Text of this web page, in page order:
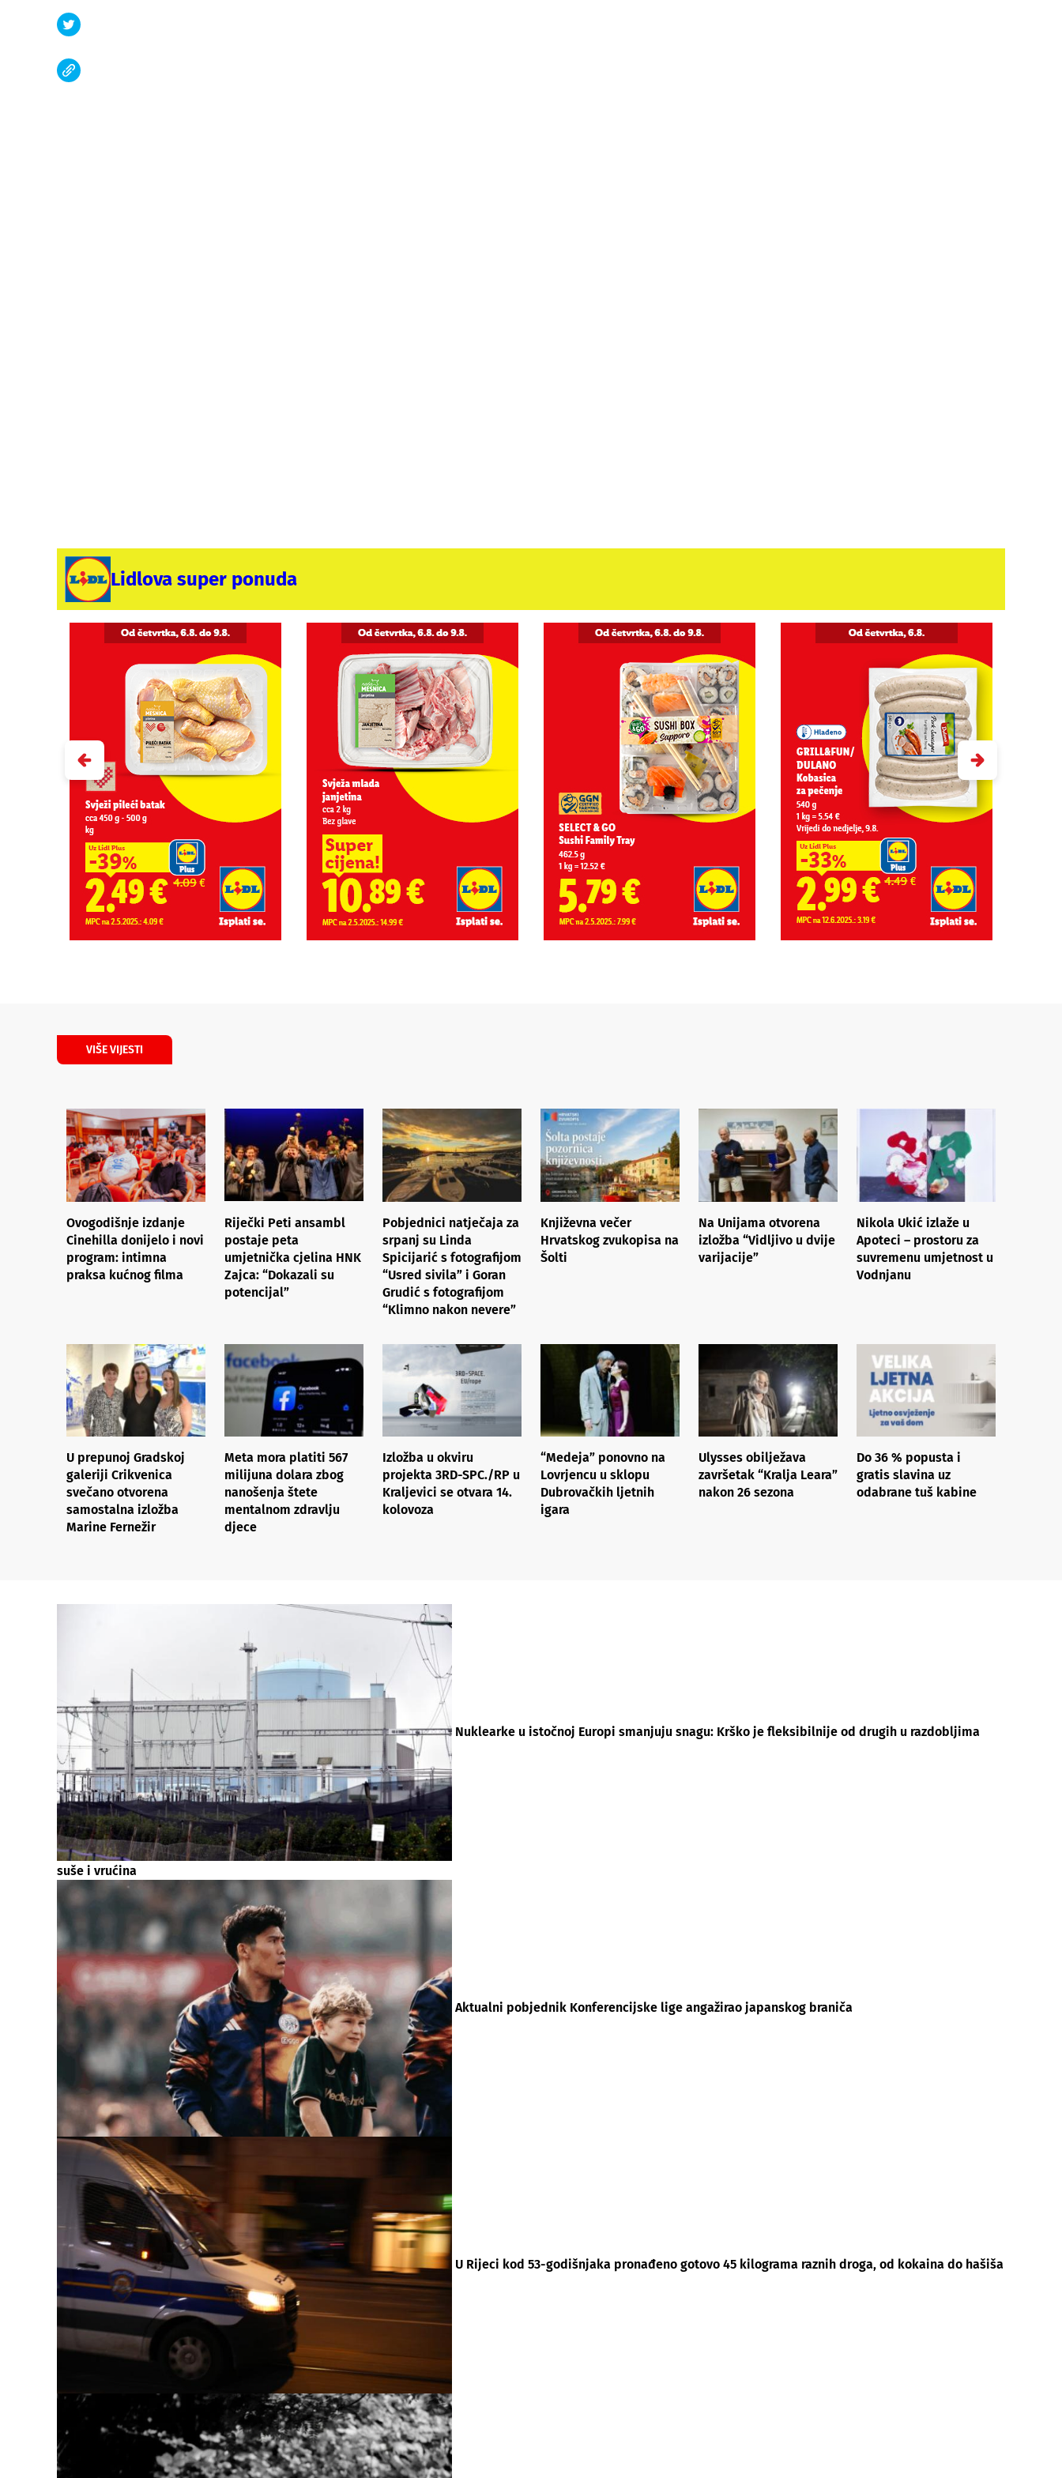
Lidlova super ponuda
VIŠE VIJESTI
Ovogodišnje izdanje
Cinehilla donijelo i novi
program: intimna
praksa kućnog filma
Riječki Peti ansambl
postaje peta
umjetnička cjelina HNK
Zajca: “Dokazali su
potencijal”
Pobjednici natječaja za
srpanj su Linda
Spicijarić s fotografijom
“Usred sivila” i Goran
Grudić s fotografijom
“Klimno nakon nevere”
Književna večer
Hrvatskog zvukopisa na
Šolti
Na Unijama otvorena
izložba “Vidljivo u dvije
varijacije”
Nikola Ukić izlaže u
Apoteci – prostoru za
suvremenu umjetnost u
Vodnjanu
U prepunoj Gradskoj
galeriji Crikvenica
svečano otvorena
samostalna izložba
Marine Fernežir
Meta mora platiti 567
milijuna dolara zbog
nanošenja štete
mentalnom zdravlju
djece
Izložba u okviru
projekta 3RD-SPC./RP u
Kraljevici se otvara 14.
kolovoza
“Medeja” ponovno na
Lovrjencu u sklopu
Dubrovačkih ljetnih
igara
Ulysses obilježava
završetak “Kralja Leara”
nakon 26 sezona
Do 36 % popusta i
gratis slavina uz
odabrane tuš kabine
Nuklearke u istočnoj Europi smanjuju snagu: Krško je fleksibilnije od drugih u razdobljima
suše i vrućina
Aktualni pobjednik Konferencijske lige angažirao japanskog braniča
U Rijeci kod 53-godišnjaka pronađeno gotovo 45 kilograma raznih droga, od kokaina do hašiša